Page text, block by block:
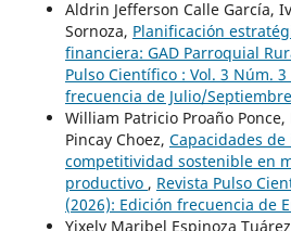
Aldrin Jefferson Calle García,
Sornoza, Planificación
financiera: GAD Parroquial
Pulso Científico : Vol. 3 Núm.
frecuencia de Julio/Septiembre
William Patricio Proaño
Pincay Choez, Capacidades
competitividad sostenible en
productivo , Revista Pulso
(2026): Edición frecuencia de
Yixely Maribel Espinoza